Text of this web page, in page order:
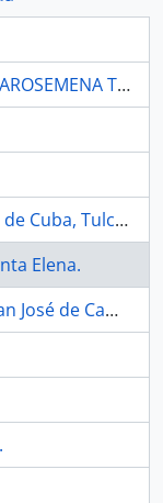
17 AÑOS CANTÓN CARLOS JULIO AROSEMENA TOLA.
17 Años Parroquia Santa Martha de Cuba, Tulcán.
Elena.
18 Años Colegio Nacional Red "San José de Camarón", Echeandía, Bolívar.